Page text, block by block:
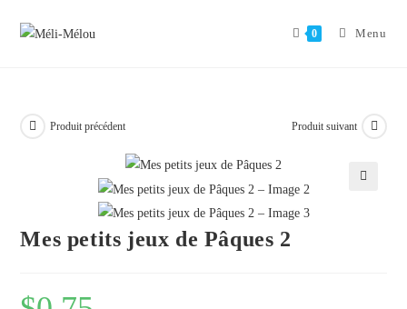
0 Menu
Produit précédent Produit suivant
Mes petits jeux de Pâques 2